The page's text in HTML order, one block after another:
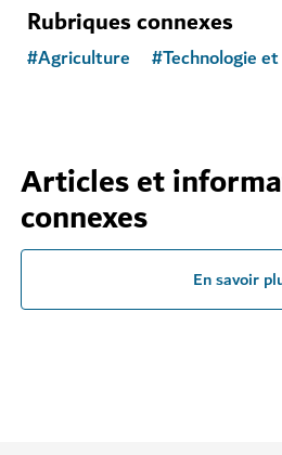
Rubriques connexes
#Agriculture #Technologie
Articles et
connexes
En savoir